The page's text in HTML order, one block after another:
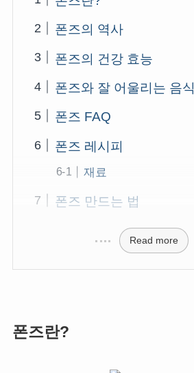
폰즈의 역사
폰즈의 건강 효능
폰즈와 잘 어울리는 음식
폰즈 FAQ
폰즈 레시피
재료
폰즈 만드는 법
Read more
폰즈란?